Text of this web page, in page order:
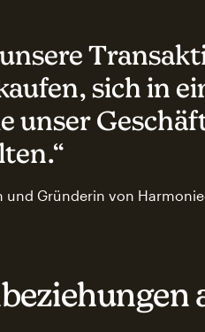
sich in
unser
und Gründerin von